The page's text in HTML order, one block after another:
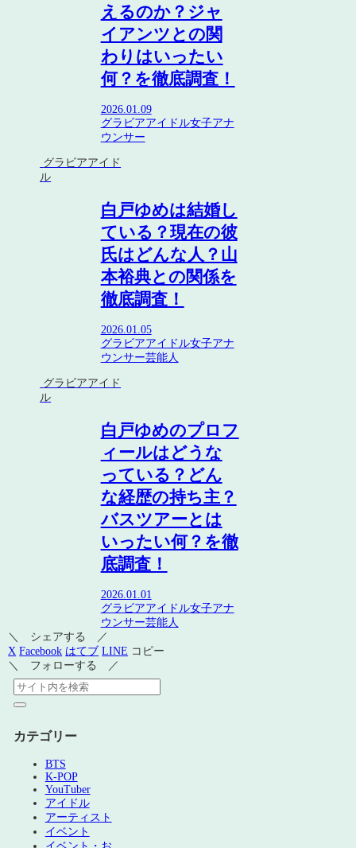
えるのか？ジャ
イアンツとの関
わりはいったい
何？を徹底調査！
2026.01.09
グラビアアイドル女子アナ
ウンサー
グラビアアイド
ル
白戸ゆめは結婚し
ている？現在の彼
氏はどんな人？山
本裕典との関係を
徹底調査！
2026.01.05
グラビアアイドル女子アナ
ウンサー芸能人
グラビアアイド
ル
白戸ゆめのプロフ
ィールはどうな
っている？どん
な経歴の持ち主？
バスツアーとは
いったい何？を徹
底調査！
2026.01.01
グラビアアイドル女子アナ
ウンサー芸能人
＼ シェアする ／
X Facebook はてブ LINE コピー
＼ フォローする ／
カテゴリー
BTS
K-POP
YouTuber
アイドル
アーティスト
イベント